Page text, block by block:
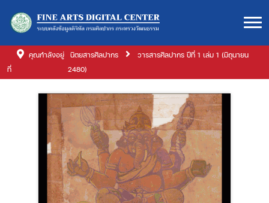
คุณกำลังอยู่
ที่
นิตยสารศิลปากร
วารสารศิลปากร ปีที่ 1 เล่ม 1 (มิถุนายน
2480)